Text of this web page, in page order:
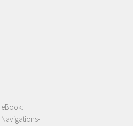
eBook:
Navigations-